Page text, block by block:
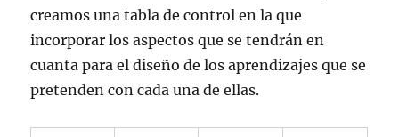
creamos una tabla de control en la que
incorporar los aspectos que se tendrán en
cuanta para el diseño de los aprendizajes que se
pretenden con cada una de ellas.